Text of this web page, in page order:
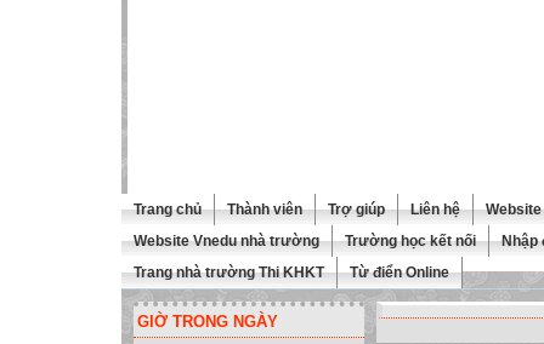
Trang chủ Thành viên Trợ giúp Liên hệ
Website Vnedu nhà trường
Trường học kết nối
Nhập
Trang nhà trường Thi KHKT
Từ điển Online
GIỜ TRONG NGÀY